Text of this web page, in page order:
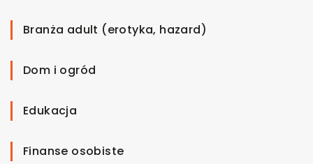
Branża adult (erotyka, hazard)
Dom i ogród
Edukacja
Finanse osobiste